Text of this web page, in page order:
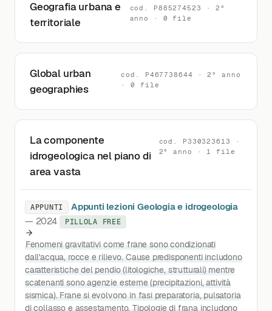
Geografia urbana e
territoriale
cod. P885274523 · 2°
anno · 0 file
Global urban
geographies
cod. P467738644 · 2° anno
· 0 file
La componente
idrogeologica nel piano di
area vasta
cod. P330323613 ·
2° anno · 1 file
APPUNTI
Appunti lezioni Geologia e idrogeologia
— 2024
PILLOLA FREE
Fenomeni gravitativi come frane sono condizionati
dall'acqua, rocce e rilievo. Cause predisponenti includono
caratteristiche del pendio (litologiche, strutturali) mentre
scatenanti sono agenzie esterne (precipitazioni, attività
sismica). Frane si evolvono in fasi preparatoria, pulsatoria
di collasso e assestamento. Tipologie di frana includono